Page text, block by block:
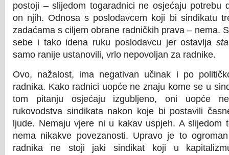
postoji – slijedom togaradnici ne osjećaju potrebu
on njih. Odnosa s poslodavcem koji bi sindikatu
zadaćama s ciljem obrane radničkih prava – nema.
sebe i tako idena ruku poslodavcu jer ostavlja
samo ranije ustanovili, vrlo nepovoljan za radnike.
Ovo, nažalost, ima negativan učinak i po
radnika. Kako radnici uopće ne znaju kome se u
tom pitanju osjećaju izgubljeno, oni uopće
rukovodstva sindikata nakon koje bi postavili
ljude. Nemaju vjere ni u kakav uspjeh. A slijedom
nema nikakve povezanosti. Upravo je to
radnika ne stoji jaki sindikat koji u